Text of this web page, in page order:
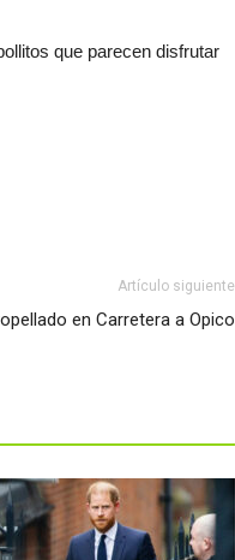
que parecen disfrutar
Artículo siguiente
en Carretera a Opico